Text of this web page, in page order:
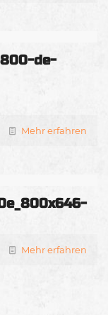
de-
Mehr erfahren
Mehr erfahren